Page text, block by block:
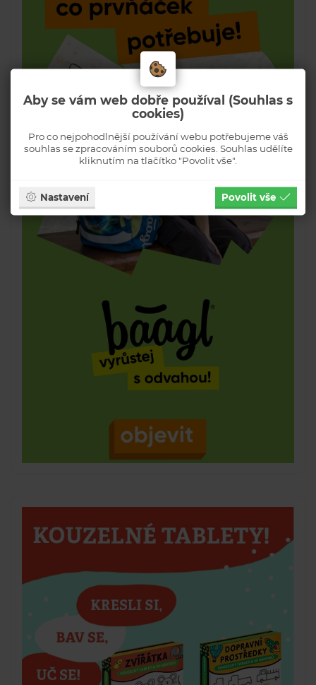
Aby se vám web dobře používal (Souhlas s
cookies)
Pro co nejpohodlnější používání webu potřebujeme váš
souhlas se zpracováním souborů cookies. Souhlas udělíte
kliknutím na tlačítko "Povolit vše".
Nastavení Povolit vše